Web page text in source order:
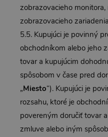
zobrazovacieho
zobrazovacieho
5.5. Kupujúci je povinný
obchodníkom alebo jeho
tovar a kupujúcim
spôsobom v čase pred
„Miesto“). Kupujúci je
rozsahu, ktoré je
povereným doručiť tovar
zmluve alebo iným